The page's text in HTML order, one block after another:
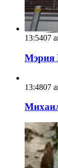
13:5407
Мэрия
13:4807